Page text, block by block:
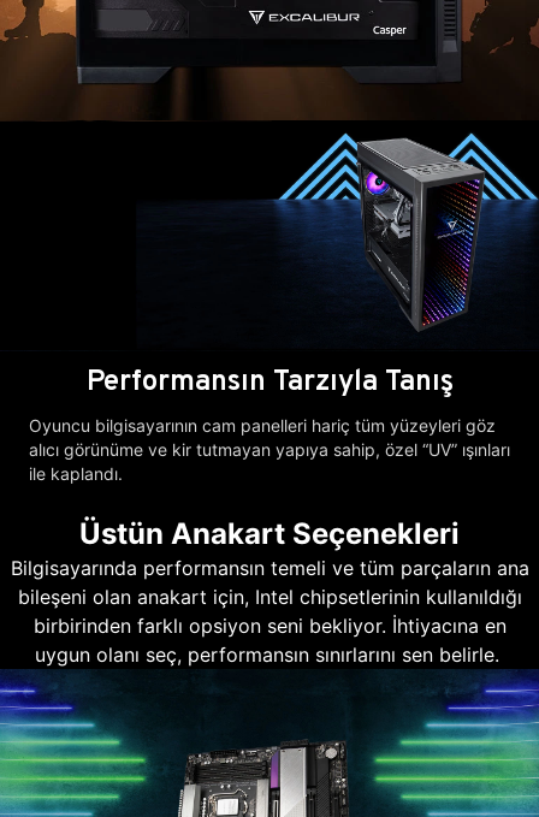
Performansın Tarzıyla Tanış
Oyuncu bilgisayarının cam panelleri hariç tüm yüzeyleri göz
alıcı görünüme ve kir tutmayan yapıya sahip, özel “UV” ışınları
ile kaplandı.
Üstün Anakart Seçenekleri
Bilgisayarında performansın temeli ve tüm parçaların ana
bileşeni olan anakart için, Intel chipsetlerinin kullanıldığı
birbirinden farklı opsiyon seni bekliyor. İhtiyacına en
uygun olanı seç, performansın sınırlarını sen belirle.